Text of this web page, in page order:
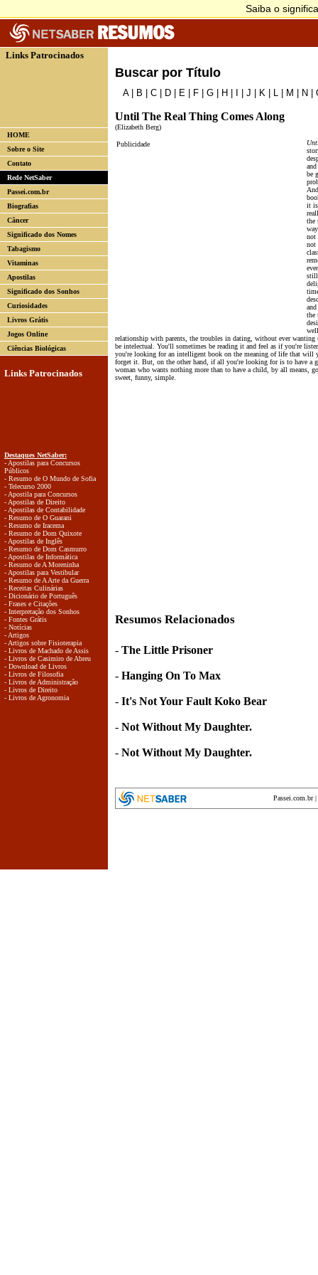
Links Patrocinados
HOME
Sobre o Site
Contato
Rede NetSaber
Passei.com.br
Biografias
Câncer
Significado dos Nomes
Tabagismo
Vitaminas
Apostilas
Significado dos Sonhos
Curiosidades
Livros Grátis
Jogos Online
Ciências Biológicas
Links Patrocinados
Destaques NetSaber:
- Apostilas para Concursos
Públicos
- Resumo de O Mundo de Sofia
- Telecurso 2000
- Apostila para Concursos
- Apostilas de Direito
- Apostilas de Contabilidade
- Resumo de O Guarani
- Resumo de Iracema
- Resumo de Dom Quixote
- Apostilas de Inglês
- Resumo de Dom Casmurro
- Apostilas de Informática
- Resumo de A Moreninha
- Apostilas para Vestibular
- Resumo de A Arte da Guerra
- Receitas Culinárias
- Dicionário de Português
- Frases e Citações
- Interpretação dos Sonhos
- Fontes Grátis
- Notícias
- Artigos
- Artigos sobre Fisioterapia
- Livros de Machado de Assis
- Livros de Casimiro de Abreu
- Download de Livros
- Livros de Filosofia
- Livros de Administração
- Livros de Direito
- Livros de Agronomia
Buscar por Título
A| B C D E F G H J K L M N
Until The Real Thing Comes Along
(Elizabeth Berg)
Publicidade
be
it is
the
not
not
the
relationship with parents, the troubles in dating, without ever
be intelectual. You'll sometimes be reading it and feel as if you're
you're looking for an intelligent book on the meaning of life that will
forget it. But, on the other hand, if all you're looking for is to have a
woman who wants nothing more than to have a child, by all means,
sweet, funny, simple.
Resumos Relacionados
- The Little Prisoner
- Hanging On To Max
- It's Not Your Fault Koko Bear
- Not Without My Daughter.
- Not Without My Daughter.
Passei.com.br|